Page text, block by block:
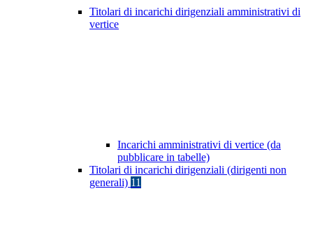
Titolari di incarichi dirigenziali amministrativi di
vertice
Incarichi amministrativi di vertice (da
pubblicare in tabelle)
Titolari di incarichi dirigenziali (dirigenti non
generali) 11